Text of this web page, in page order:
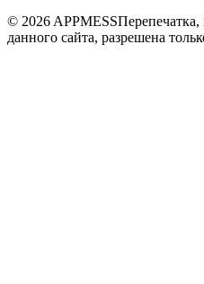
© 2026 APPMESSПерепечатка,
данного сайта, разрешена